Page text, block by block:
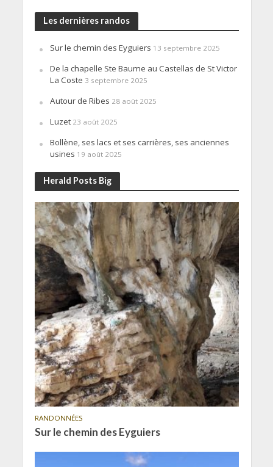
Les dernières randos
Sur le chemin des Eyguiers 13 septembre 2025
De la chapelle Ste Baume au Castellas de St Victor
La Coste 3 septembre 2025
Autour de Ribes 28 août 2025
Luzet 23 août 2025
Bollène, ses lacs et ses carrières, ses anciennes
usines 19 août 2025
Herald Posts Big
RANDONNÉES
Sur le chemin des Eyguiers